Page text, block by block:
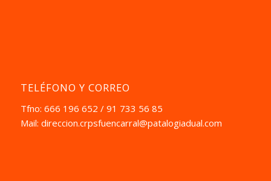
TELÉFONO Y CORREO
Tfno: 666 196 652 / 91 733 56 85
Mail: direccion.crpsfuencarral@patalogiadual.com